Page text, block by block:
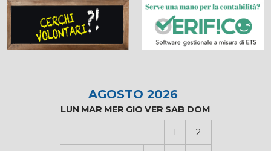
AGOSTO 2026
LUN MAR MER GIO VER SAB DOM
1 2